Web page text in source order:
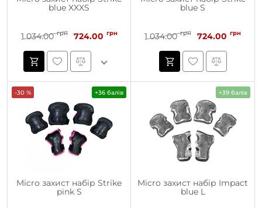
blue XXXS
1 034.00 грн 724.00 грн
blue S
1 034.00 грн 724.00 грн
-30 % +36 балів
Micro захист набір Strike
pink S
+39 балів
Micro захист набір Impact
blue L